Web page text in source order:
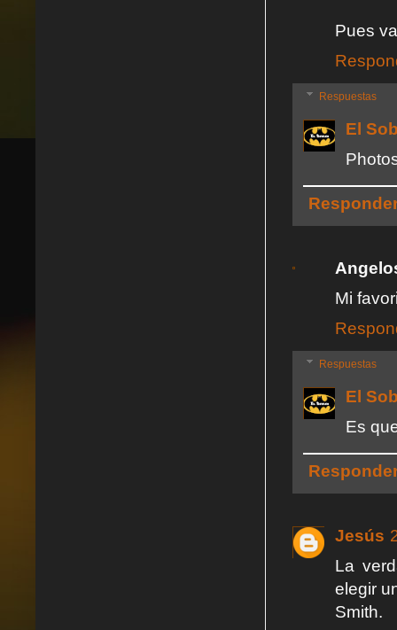
Pues
Respuestas
El
Mi
Respuestas
El
Es
Jesús
La
elegir
Smith.